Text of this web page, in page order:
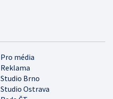
Pro média
Reklama
Studio Brno
Studio Ostrava